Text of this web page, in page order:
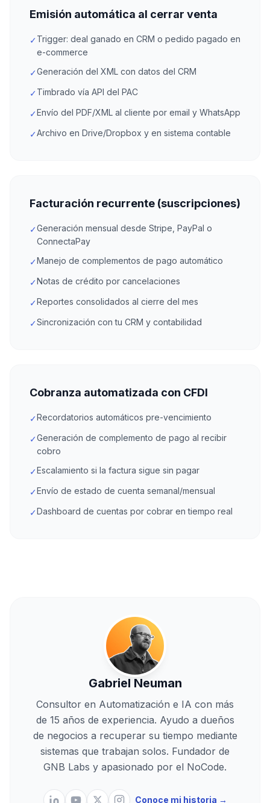
Emisión automática al cerrar venta
✓Trigger: deal ganado en CRM o pedido pagado en
e-commerce
✓Generación del XML con datos del CRM
✓Timbrado vía API del PAC
✓Envío del PDF/XML al cliente por email y WhatsApp
✓Archivo en Drive/Dropbox y en sistema contable
Facturación recurrente (suscripciones)
✓Generación mensual desde Stripe, PayPal o
ConnectaPay
✓Manejo de complementos de pago automático
✓Notas de crédito por cancelaciones
✓Reportes consolidados al cierre del mes
✓Sincronización con tu CRM y contabilidad
Cobranza automatizada con CFDI
✓Recordatorios automáticos pre-vencimiento
✓Generación de complemento de pago al recibir
cobro
✓Escalamiento si la factura sigue sin pagar
✓Envío de estado de cuenta semanal/mensual
✓Dashboard de cuentas por cobrar en tiempo real
Gabriel Neuman
Consultor en Automatización e IA con más
de 15 años de experiencia. Ayudo a dueños
de negocios a recuperar su tiempo mediante
sistemas que trabajan solos. Fundador de
GNB Labs y apasionado por el NoCode.
Conoce mi historia →